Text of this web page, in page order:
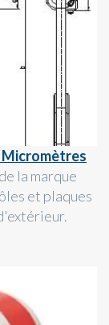
la marque
et plaques